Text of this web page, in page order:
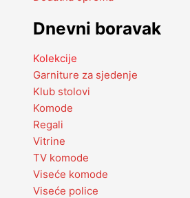
Dnevni boravak
Kolekcije
Garniture za sjedenje
Klub stolovi
Komode
Regali
Vitrine
TV komode
Viseće komode
Viseće police